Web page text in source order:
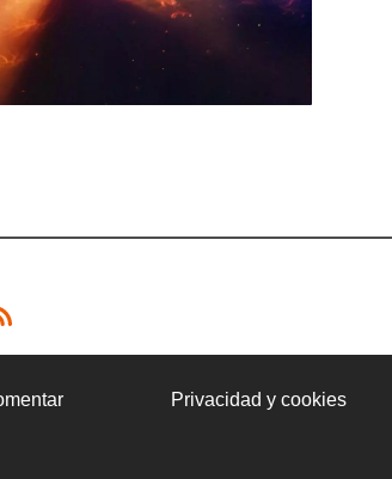
Privacidad y cookies